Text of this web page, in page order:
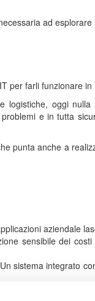
ad
per farli funzionare
logistiche, oggi
e in tutta
punta anche a
aziendale
sensibile dei
sistema integrato
informazioni